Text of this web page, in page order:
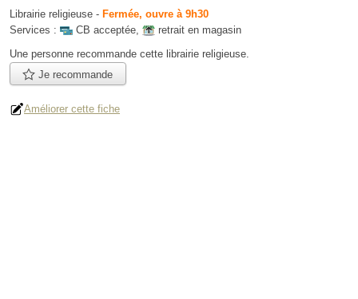
Librairie religieuse - Fermée, ouvre à 9h30
Services :
CB acceptée,
retrait en magasin
Une personne recommande cette librairie religieuse.
Je recommande
Améliorer cette fiche